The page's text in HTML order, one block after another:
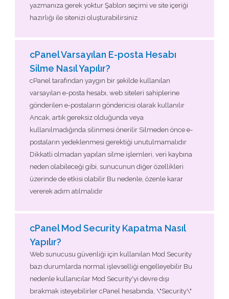
yazmanıza gerek yoktur Şablon seçimi ve site içeriği
hazırlığı ile sitenizi oluşturabilirsiniz
cPanel Varsayılan E-posta Hesabı
Silme Nasıl Yapılır?
cPanel tarafından yaygın bir şekilde kullanılan
varsayılan e-posta hesabı, web siteleri sahiplerine
gönderilen e-postaların göndericisi olarak kullanılır
Ancak, artık gereksiz olduğunda veya
kullanılmadığında silinmesi önerilir Silmeden önce e-
postaların yedeklenmesi gerektiği unutulmamalıdır
Dikkatli olmadan yapılan silme işlemleri, veri kaybına
neden olabileceği gibi, sunucunun diğer özellikleri
üzerinde de etkisi olabilir Bu nedenle, özenle karar
vererek adım atılmalıdır
cPanel Mod Security Kapatma Nasıl
Yapılır?
Web sunucusu güvenliği için kullanılan Mod Security
bazı durumlarda normal işlevselliği engelleyebilir Bu
nedenle kullanıcılar Mod Security'yi devre dışı
bırakmak isteyebilirler cPanel hesabında, \"Security\"